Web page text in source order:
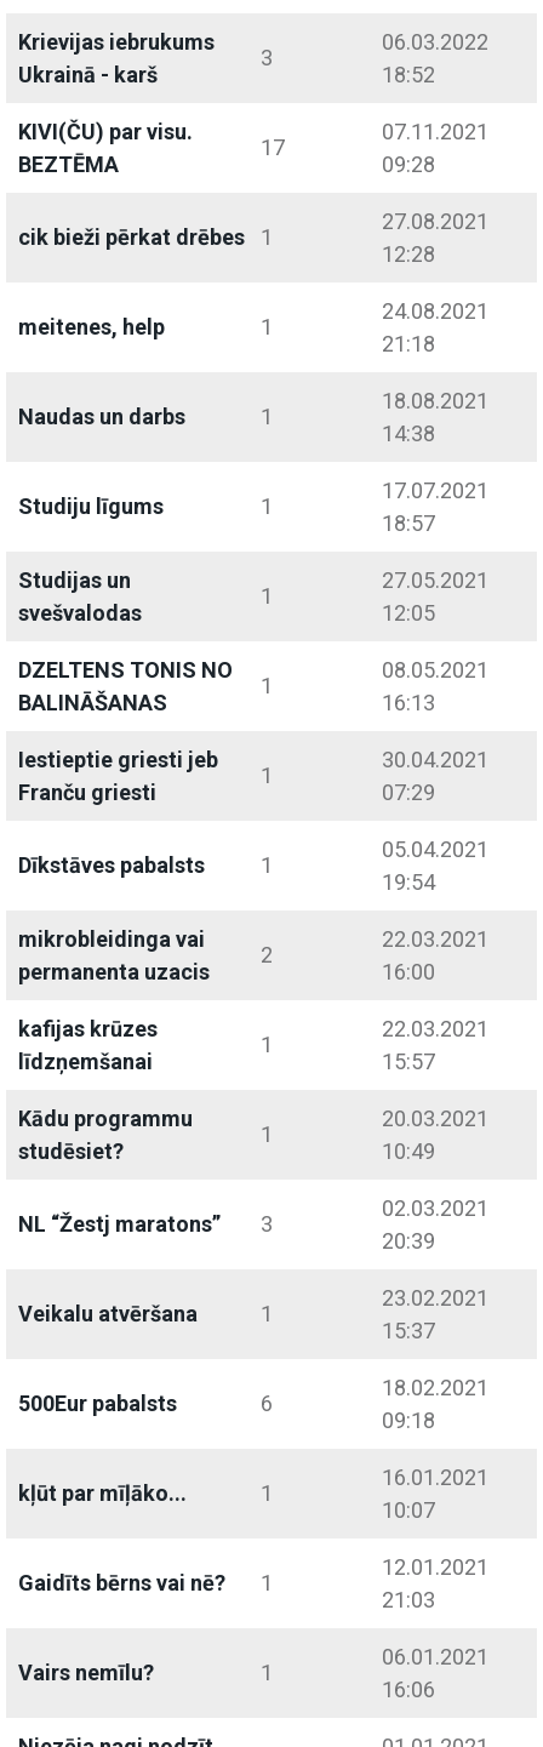
Krievijas iebrukums
Ukrainā - karš
3
06.03.2022
18:52
KIVI(ČU) par visu.
BEZTĒMA
17
07.11.2021
09:28
cik bieži pērkat drēbes 1
27.08.2021
12:28
meitenes, help 1
24.08.2021
21:18
Naudas un darbs 1
18.08.2021
14:38
Studiju līgums 1
17.07.2021
18:57
Studijas un
svešvalodas
1
27.05.2021
12:05
DZELTENS TONIS NO
BALINĀŠANAS
1
08.05.2021
16:13
Iestieptie griesti jeb
Franču griesti
1
30.04.2021
07:29
Dīkstāves pabalsts 1
05.04.2021
19:54
mikrobleidinga vai
permanenta uzacis
2
22.03.2021
16:00
kafijas krūzes
līdzņemšanai
1
22.03.2021
15:57
Kādu programmu
studēsiet?
1
20.03.2021
10:49
NL “Žestj maratons” 3
02.03.2021
20:39
Veikalu atvēršana 1
23.02.2021
15:37
500Eur pabalsts 6
18.02.2021
09:18
kļūt par mīļāko... 1
16.01.2021
10:07
Gaidīts bērns vai nē? 1
12.01.2021
21:03
Vairs nemīlu? 1
06.01.2021
16:06